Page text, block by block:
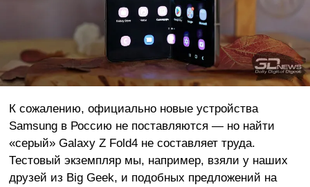
К сожалению, официально новые устройства
Samsung в Россию не поставляются — но найти
«серый» Galaxy Z Fold4 не составляет труда.
Тестовый экземпляр мы, например, взяли у наших
друзей из Big Geek, и подобных предложений на